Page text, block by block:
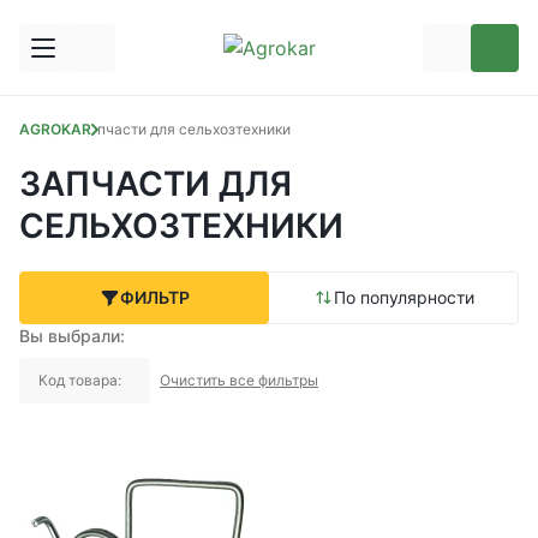
AGROKARЗапчасти для сельхозтехники
ЗАПЧАСТИ ДЛЯ
СЕЛЬХОЗТЕХНИКИ
ФИЛЬТР
По популярности
Вы выбрали:
Код товара: Очистить все фильтры